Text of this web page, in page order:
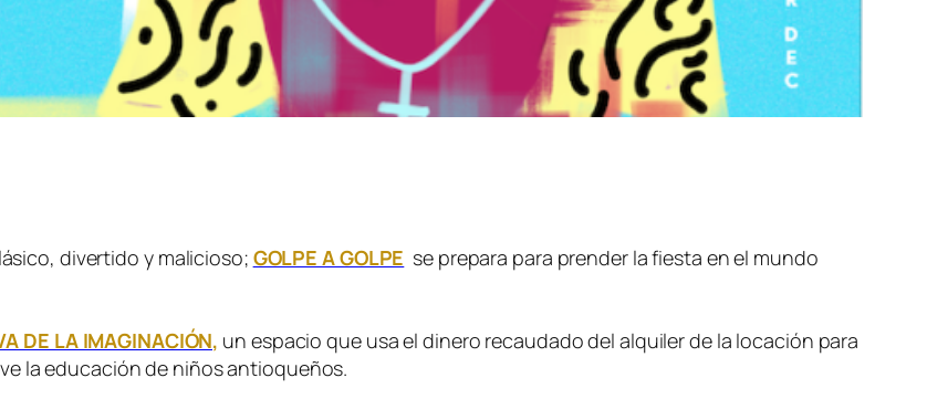
divertido y malicioso; GOLPE A GOLPE se prepara para prender la fiesta en el mundo
DE LA IMAGINACIÓN, un espacio que usa el dinero recaudado del alquiler de la locación para
la educación de niños antioqueños.